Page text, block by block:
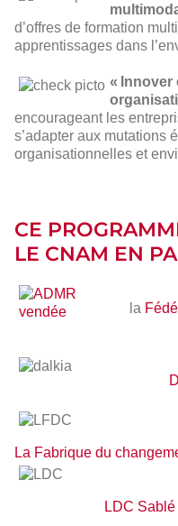
check
d’offres de formation
apprentissages dans
picto
« Innover
encourageant les
s’adapter aux mutations
organisationnelles et
CE
LE CNAM EN
vendée
la
LFDC
La Fabrique du
LDC